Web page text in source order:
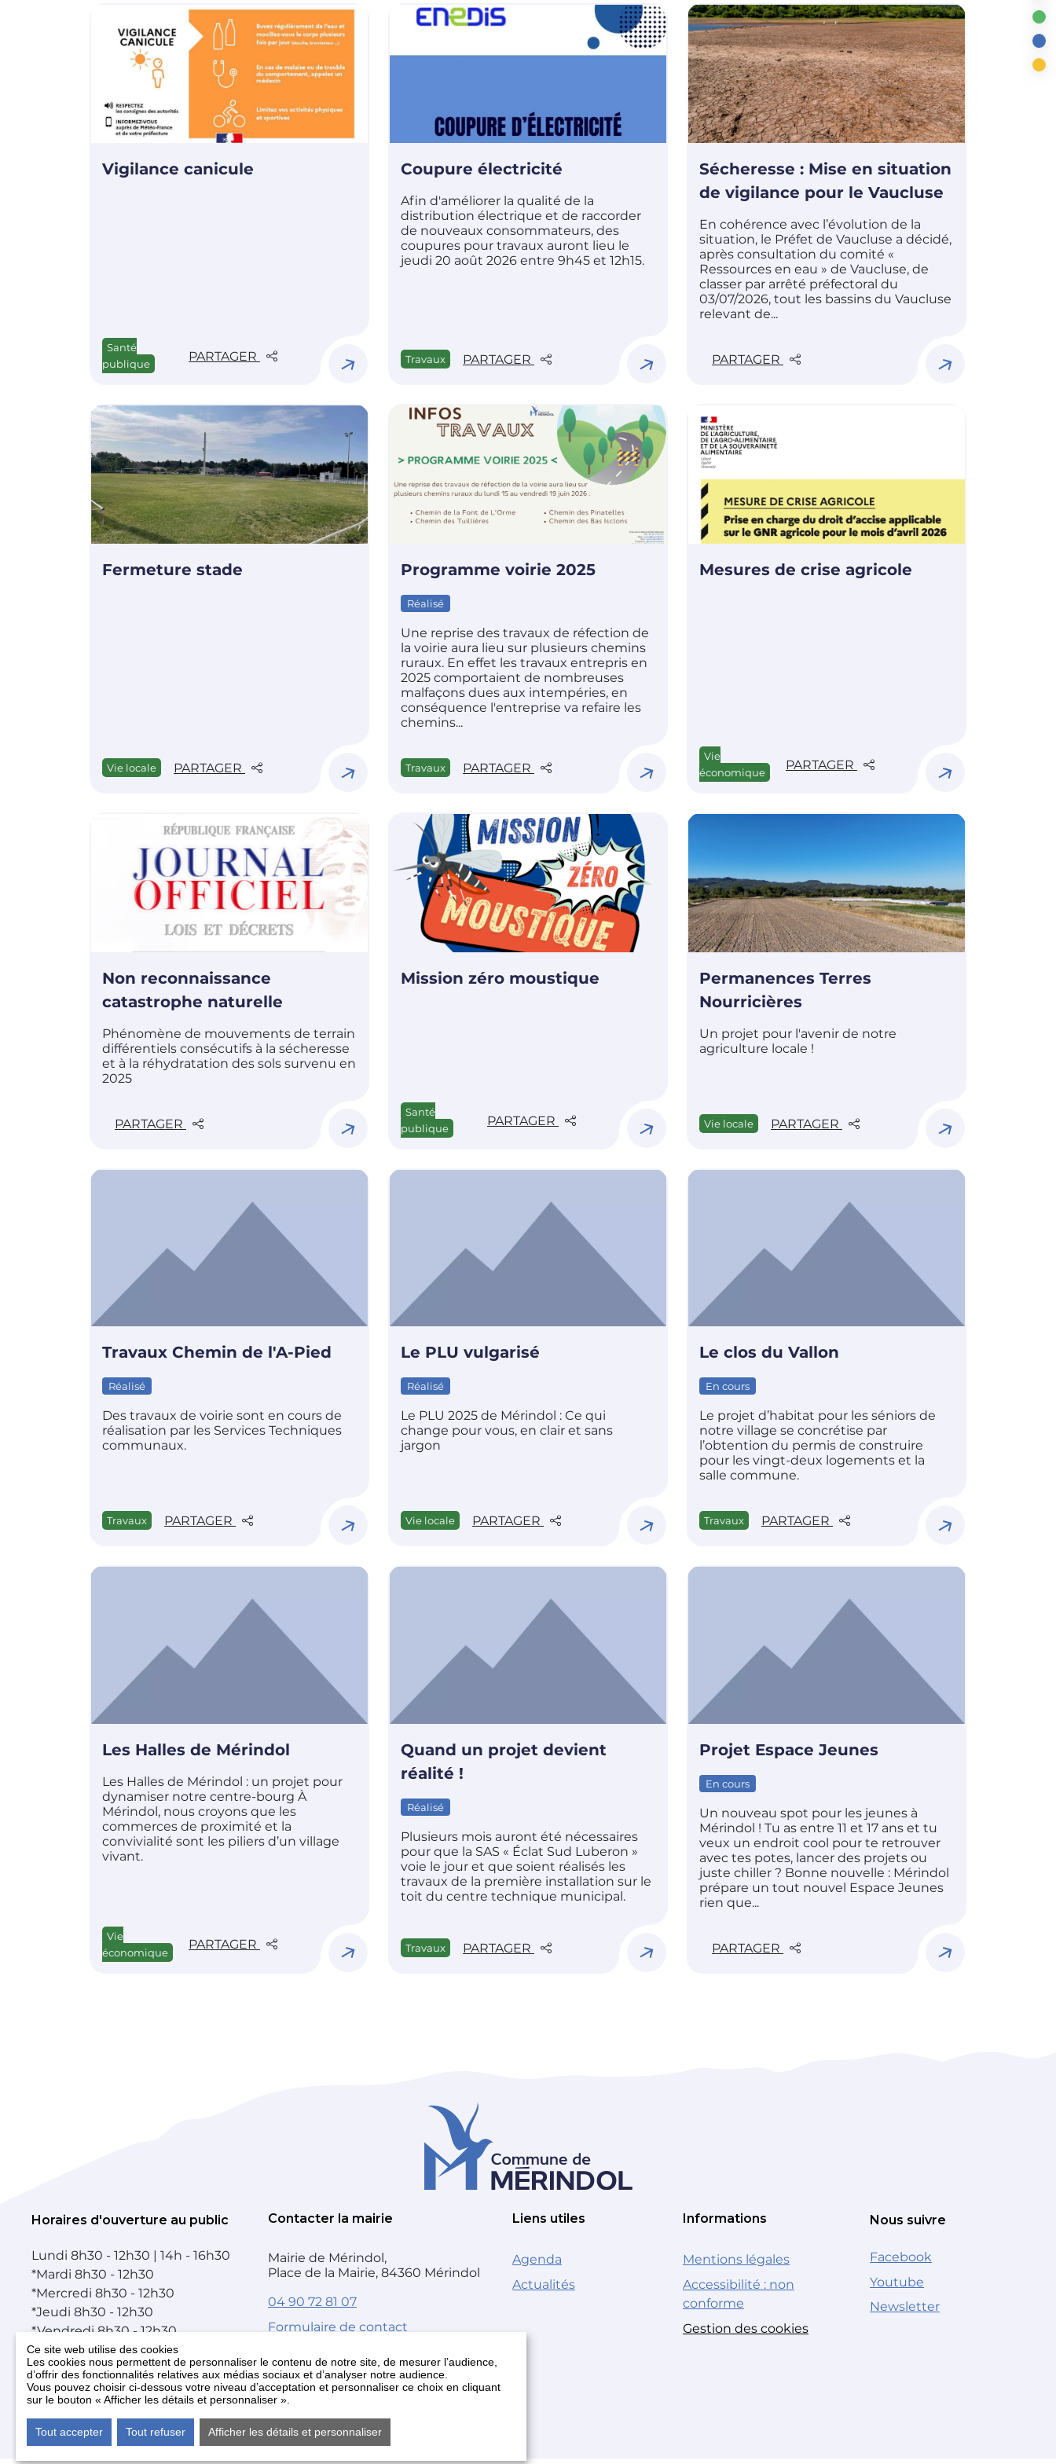
Ce site web utilise des cookies
Les cookies nous permettent de personnaliser le contenu de notre site, de mesurer l’audience,
d’offrir des fonctionnalités relatives aux médias sociaux et d’analyser notre audience.
Vous pouvez choisir ci-dessous votre niveau d’acceptation et personnaliser ce choix en cliquant
sur le bouton « Afficher les détails et personnaliser ».
Tout accepter Tout refuser Afficher les détails et personnaliser
Vigilance canicule
Santé
publique
PARTAGER
Coupure électricité
Afin d'améliorer la qualité de la
distribution électrique et de raccorder
de nouveaux consommateurs, des
coupures pour travaux auront lieu le
jeudi 20 août 2026 entre 9h45 et 12h15.
Travaux PARTAGER
Sécheresse : Mise en situation
de vigilance pour le Vaucluse
En cohérence avec l’évolution de la
situation, le Préfet de Vaucluse a décidé,
après consultation du comité «
Ressources en eau » de Vaucluse, de
classer par arrêté préfectoral du
03/07/2026, tout les bassins du Vaucluse
relevant de...
PARTAGER
Fermeture stade
Vie locale PARTAGER
Programme voirie 2025
Réalisé
Une reprise des travaux de réfection de
la voirie aura lieu sur plusieurs chemins
ruraux. En effet les travaux entrepris en
2025 comportaient de nombreuses
malfaçons dues aux intempéries, en
conséquence l'entreprise va refaire les
chemins...
Travaux PARTAGER
Mesures de crise agricole
Vie
économique
PARTAGER
Non reconnaissance
catastrophe naturelle
Phénomène de mouvements de terrain
différentiels consécutifs à la sécheresse
et à la réhydratation des sols survenu en
2025
PARTAGER
Mission zéro moustique
Santé
publique
PARTAGER
Permanences Terres
Nourricières
Un projet pour l'avenir de notre
agriculture locale !
Vie locale PARTAGER
Travaux Chemin de l'A-Pied
Réalisé
Des travaux de voirie sont en cours de
réalisation par les Services Techniques
communaux.
Travaux PARTAGER
Le PLU vulgarisé
Réalisé
Le PLU 2025 de Mérindol : Ce qui
change pour vous, en clair et sans
jargon
Vie locale PARTAGER
Le clos du Vallon
En cours
Le projet d’habitat pour les séniors de
notre village se concrétise par
l’obtention du permis de construire
pour les vingt-deux logements et la
salle commune.
Travaux PARTAGER
Les Halles de Mérindol
Les Halles de Mérindol : un projet pour
dynamiser notre centre-bourg À
Mérindol, nous croyons que les
commerces de proximité et la
convivialité sont les piliers d’un village
vivant.
Vie
économique
PARTAGER
Quand un projet devient
réalité !
Réalisé
Plusieurs mois auront été nécessaires
pour que la SAS « Éclat Sud Luberon »
voie le jour et que soient réalisés les
travaux de la première installation sur le
toit du centre technique municipal.
Travaux PARTAGER
Projet Espace Jeunes
En cours
Un nouveau spot pour les jeunes à
Mérindol ! Tu as entre 11 et 17 ans et tu
veux un endroit cool pour te retrouver
avec tes potes, lancer des projets ou
juste chiller ? Bonne nouvelle : Mérindol
prépare un tout nouvel Espace Jeunes
rien que...
PARTAGER
Horaires d'ouverture au public
Lundi 8h30 - 12h30 | 14h - 16h30
*Mardi 8h30 - 12h30
*Mercredi 8h30 - 12h30
*Jeudi 8h30 - 12h30
*Vendredi 8h30 - 12h30
Samedi 10h00 - 12h00 (Accueil
uniquement)
* Après-midi sur RDV uniquement
Accueil téléphonique fermé le mercredi après-
Contacter la mairie
Mairie de Mérindol,
Place de la Mairie, 84360 Mérindol
04 90 72 81 07
Formulaire de contact
Liens utiles
Agenda
Actualités
Informations
Mentions légales
Accessibilité : non
conforme
Gestion des cookies
Nous suivre
Facebook
Youtube
Newsletter